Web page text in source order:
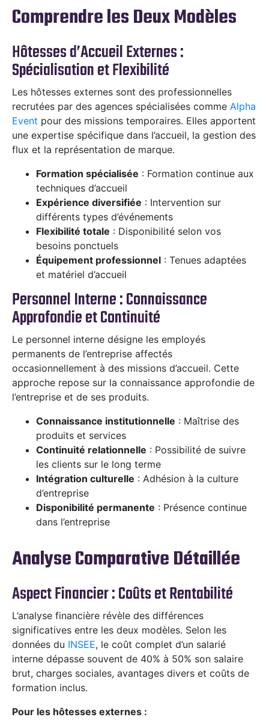
Comprendre les Deux Modèles
Hôtesses d’Accueil Externes :
Spécialisation et Flexibilité
Les hôtesses externes sont des professionnelles
recrutées par des agences spécialisées comme Alpha
Event pour des missions temporaires. Elles apportent
une expertise spécifique dans l’accueil, la gestion des
flux et la représentation de marque.
Formation spécialisée : Formation continue aux
techniques d’accueil
Expérience diversifiée : Intervention sur
différents types d’événements
Flexibilité totale : Disponibilité selon vos
besoins ponctuels
Équipement professionnel : Tenues adaptées
et matériel d’accueil
Personnel Interne : Connaissance
Approfondie et Continuité
Le personnel interne désigne les employés
permanents de l’entreprise affectés
occasionnellement à des missions d’accueil. Cette
approche repose sur la connaissance approfondie de
l’entreprise et de ses produits.
Connaissance institutionnelle : Maîtrise des
produits et services
Continuité relationnelle : Possibilité de suivre
les clients sur le long terme
Intégration culturelle : Adhésion à la culture
d’entreprise
Disponibilité permanente : Présence continue
dans l’entreprise
Analyse Comparative Détaillée
Aspect Financier : Coûts et Rentabilité
L’analyse financière révèle des différences
significatives entre les deux modèles. Selon les
données du INSEE, le coût complet d’un salarié
interne dépasse souvent de 40% à 50% son salaire
brut, charges sociales, avantages divers et coûts de
formation inclus.
Pour les hôtesses externes :